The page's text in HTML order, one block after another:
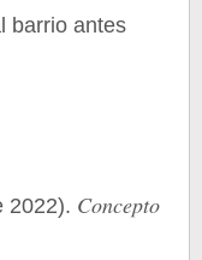
barrio antes
2022). Concepto